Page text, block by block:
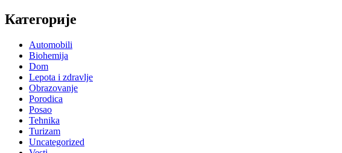
Категорије
Automobili
Biohemija
Dom
Lepota i zdravlje
Obrazovanje
Porodica
Posao
Tehnika
Turizam
Uncategorized